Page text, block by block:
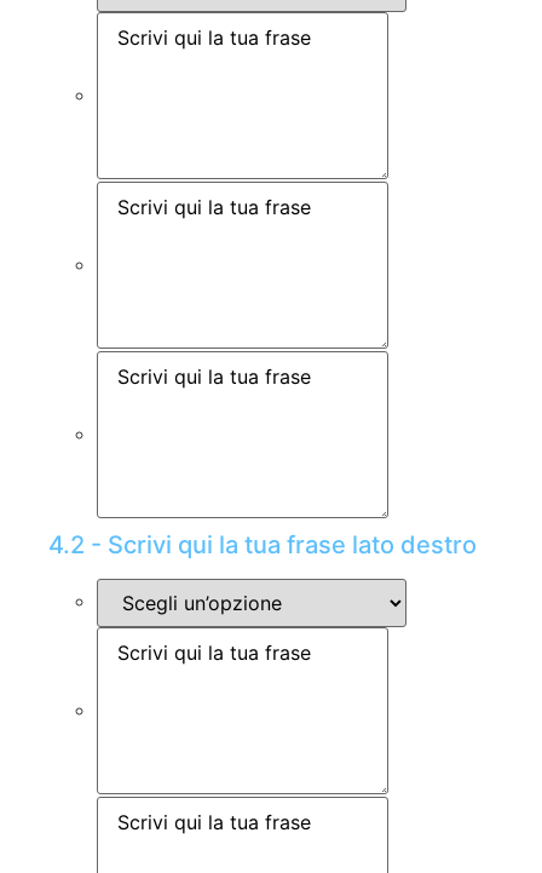
4.2 - Scrivi qui la tua frase lato destro